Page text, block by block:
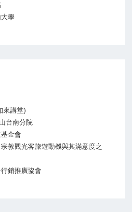
學
來講堂)
台南分院
金會
教觀光客旅遊動機與其滿意度之
銷推廣協會